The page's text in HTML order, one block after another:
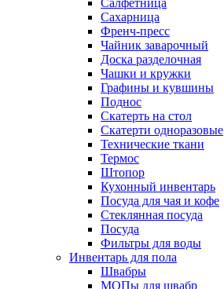
Салфетница
Сахарница
Френч-пресс
Чайник заварочный
Доска разделочная
Чашки и кружки
Графины и кувшины
Поднос
Скатерть на стол
Скатерти одноразовые
Технические ткани
Термос
Штопор
Кухонный инвентарь
Посуда для чая и кофе
Стеклянная посуда
Посуда
Фильтры для воды
Инвентарь для пола
Швабры
МОПы для швабр